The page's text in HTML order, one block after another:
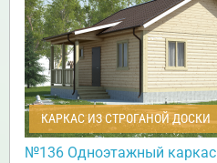
КАРКАС ИЗ СТРОГАНОЙ ДОСКИ
№136 Одноэтажный